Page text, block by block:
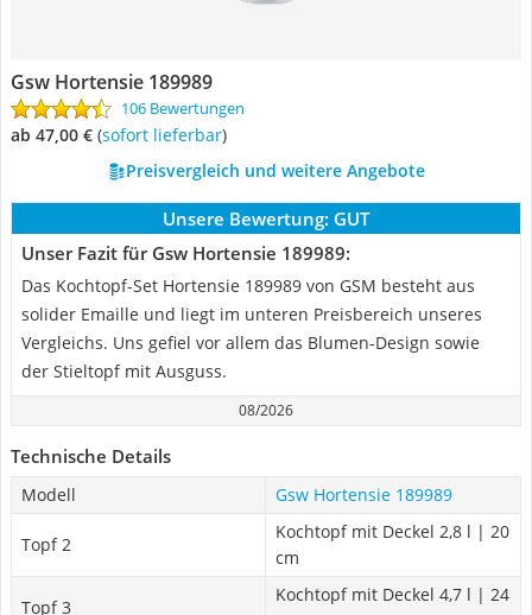
Gsw Hortensie 189989
106 Bewertungen
ab 47,00 € ( Sofort lieferbar)
Preisvergleich und weitere Angebote
Unsere Bewertung: GUT
Unser Fazit für Gsw Hortensie 189989:
Das Kochtopf-Set Hortensie 189989 von GSM besteht aus
solider Emaille und liegt im unteren Preisbereich unseres
Vergleichs. Uns gefiel vor allem das Blumen-Design sowie
der Stieltopf mit Ausguss.
08/2026
Technische Details
Modell Gsw Hortensie 189989
Topf 2
Kochtopf mit Deckel 2,8 l | 20
cm
Topf 3
Kochtopf mit Deckel 4,7 l | 24